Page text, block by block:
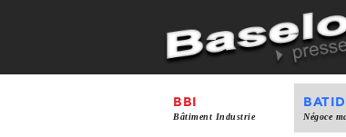
BBI
Bâtiment Industrie Négoce